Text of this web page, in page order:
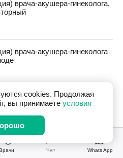
врача-акушера-гинеколога,
врача-акушера-гинеколога
врача-акушера-гинеколога-
врача-акушера-гинеколога,
Чат Whats App
cookies. Продолжая
вы принимаете условия